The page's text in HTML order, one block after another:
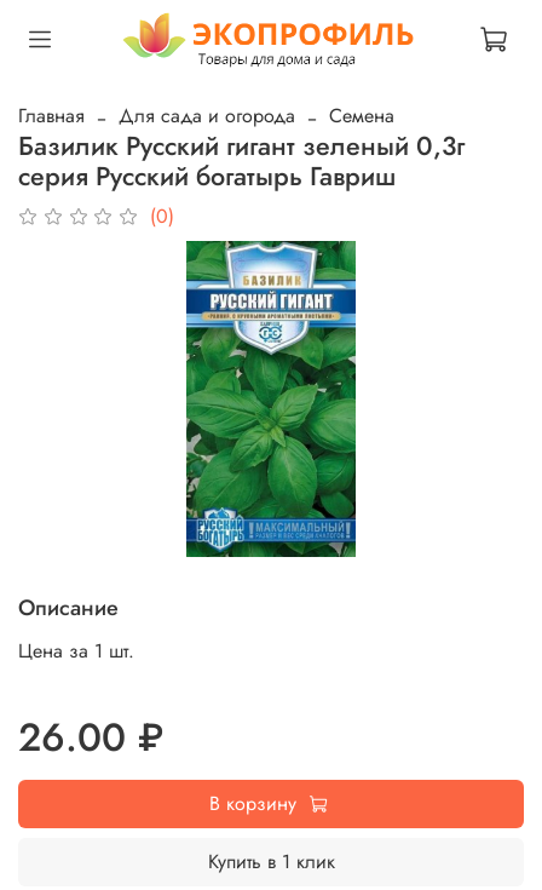
Главная Для сада и огорода Семена
Базилик Русский гигант зеленый 0,3г
серия Русский богатырь Гавриш
(0)
Описание
Цена за 1 шт.
26.00 ₽
В корзину
Купить в 1 клик